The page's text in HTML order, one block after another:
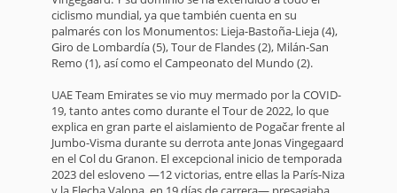
ciclismo mundial, ya que también cuenta en su
palmarés con los Monumentos: Lieja-Bastoña-Lieja (4),
Giro de Lombardía (5), Tour de Flandes (2), Milán-San
Remo (1), así como el Campeonato del Mundo (2).
UAE Team Emirates se vio muy mermado por la COVID-
19, tanto antes como durante el Tour de 2022, lo que
explica en gran parte el aislamiento de Pogačar frente al
Jumbo-Visma durante su derrota ante Jonas Vingegaard
en el Col du Granon. El excepcional inicio de temporada
2023 del esloveno —12 victorias, entre ellas la París-Niza